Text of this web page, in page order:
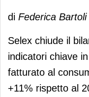
Gruppo
tocca i 20,2
di Federica Bartoli
Selex chiude il
indicatori chiave
fatturato al
+11% rispetto al